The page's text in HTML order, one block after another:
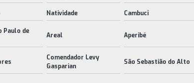
Natividade Cambuci
Paulo de
Areal Aperibé
Comendador Levy
Gasparian
São Sebastião do Alto